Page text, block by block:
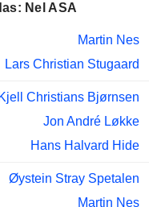
Nel ASA
Martin Nes
Lars Christian Stugaard
Kjell Christians Bjørnsen
Jon André Løkke
Hans Halvard Hide
Øystein Stray Spetalen
Martin Nes